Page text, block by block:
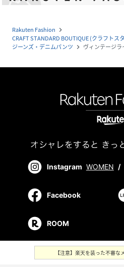
Rakuten Fashion navigate_next
CRAFT STANDARD BOUTIQUE (クラフトス
ジーンズ・デニムパンツ navigate_next ヴィンテージ
Instagram WOMEN /
Facebook
ROOM
【注意】楽天を装った不審な